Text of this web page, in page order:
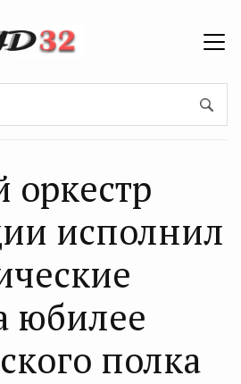
исполнил
юбилее
полка